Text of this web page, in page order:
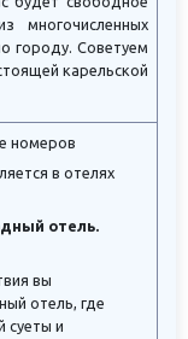
городу. Советуем
карельской
номеров
в отелях
отель.
вы
отель, где
суеты и